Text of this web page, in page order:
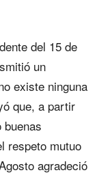
del 15 de
un
existe ninguna
que, a partir
buenas
respeto mutuo
agradeció